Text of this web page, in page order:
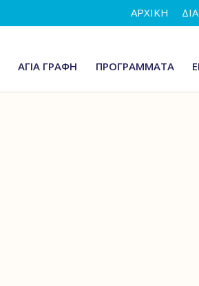
ΑΡΧΙΚΗ
ΑΓΙΑ ΓΡΑΦΗ ΠΡΟΓΡΑΜΜΑΤΑ